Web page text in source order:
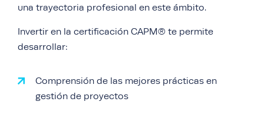
una trayectoria profesional en este ámbito.
Invertir en la certificación CAPM® te permite
desarrollar:
Comprensión de las mejores prácticas en
gestión de proyectos